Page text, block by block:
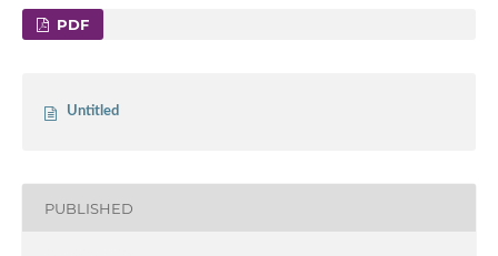
PDF
Untitled
PUBLISHED